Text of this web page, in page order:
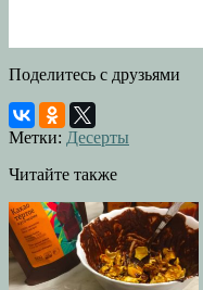
Поделитесь с друзьями
Метки: Десерты
Читайте также